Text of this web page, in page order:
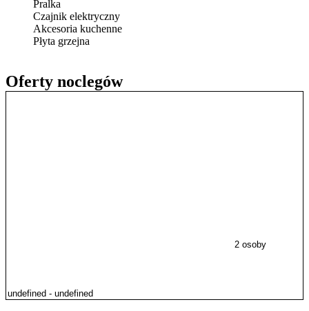
Oferty noclegów
2 osoby
Pralka
Czajnik elektryczny
Akcesoria kuchenne
Płyta grzejna